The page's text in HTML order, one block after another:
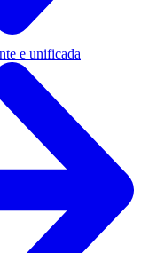
e unificada